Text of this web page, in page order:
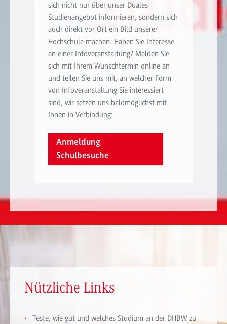
sich nicht nur über unser Duales
Studienangebot informieren, sondern sich
auch direkt vor Ort ein Bild unserer
Hochschule machen. Haben Sie Interesse
an einer Infoveranstaltung? Melden Sie
sich mit Ihrem Wunschtermin online an
und teilen Sie uns mit, an welcher Form
von Infoveranstaltung Sie interessiert
sind, wir setzen uns baldmöglichst mit
Ihnen in Verbindung:
Anmeldung
Schulbesuche
Nützliche Links
Teste, wie gut und welches Studium an der DHBW zu